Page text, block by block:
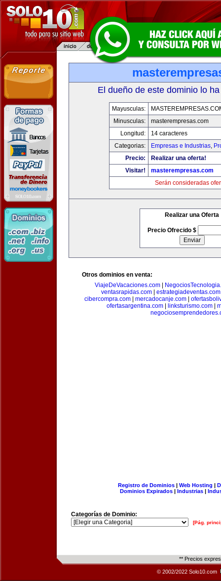
El dueño de este dominio lo
Mayusculas:
Minusculas:
masterempresas.com
Longitud:
14 caracteres
Categorias:
Empresas e Industrias,
Precio:
Realizar una oferta!
Visitar!
masterempresas.com
Serán consideradas
Realizar una Oferta
Precio Ofrecido $
Otros dominios en venta:
ViajeDeVacaciones.com
ventasrapidas.com
estrategiadeventas.com
cibercompra.com| mercadocanje.com|
ofertasargentina.com| linksturismo.com|
Registro de Dominios| Web Hosting |
Dominios Expirados | Industrias |
Categorías de Dominio:
[Pág.
** Precios
© 2002/2022 Solo10.com